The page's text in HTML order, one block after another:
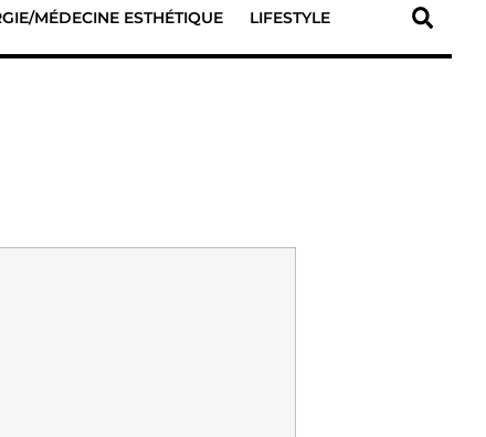
MÉDECINE ESTHÉTIQUE LIFESTYLE